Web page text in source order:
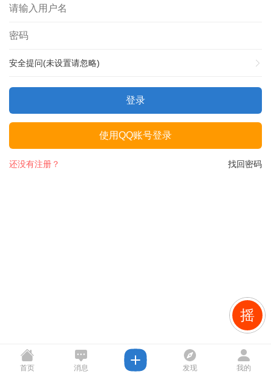
安全提问(未设置请忽略)
登录
使用QQ账号登录
找回密码
还没有注册？
摇
首页 消息 发现 我的